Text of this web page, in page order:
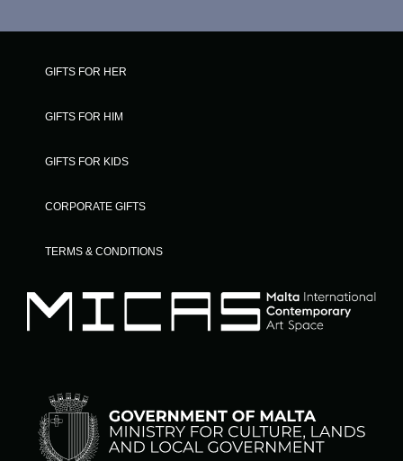
GIFTS FOR HER
GIFTS FOR HIM
GIFTS FOR KIDS
CORPORATE GIFTS
TERMS & CONDITIONS